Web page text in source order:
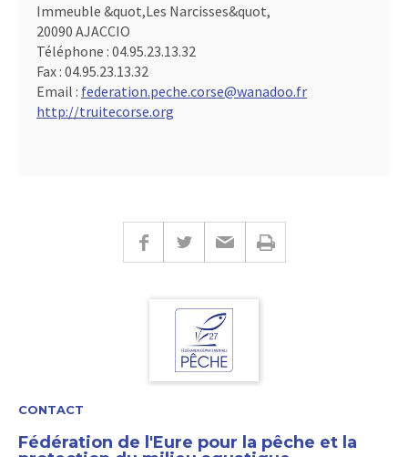
Immeuble &quot,Les Narcisses&quot,
20090 AJACCIO
Téléphone : 04.95.23.13.32
Fax : 04.95.23.13.32
Email : federation.peche.corse@wanadoo.fr
http://truitecorse.org
CONTACT
Fédération de l'Eure pour la pêche et la